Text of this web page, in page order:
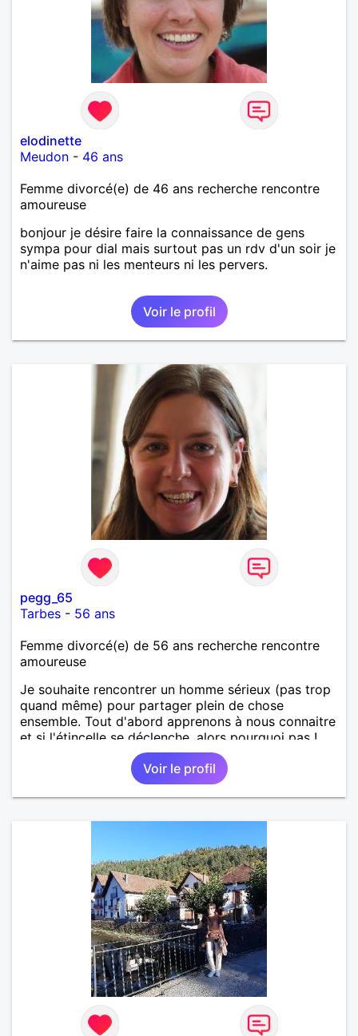
elodinette
Meudon - 46 ans
Femme divorcé(e) de 46 ans recherche rencontre
amoureuse
bonjour je désire faire la connaissance de gens
sympa pour dial mais surtout pas un rdv d'un soir je
n'aime pas ni les menteurs ni les pervers.
Voir le profil
pegg_65
Tarbes - 56 ans
Femme divorcé(e) de 56 ans recherche rencontre
amoureuse
Je souhaite rencontrer un homme sérieux (pas trop
quand même) pour partager plein de chose
ensemble. Tout d'abord apprenons à nous connaitre
et si l'étincelle se déclenche, alors pourquoi pas !
Voir le profil